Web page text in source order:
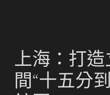
上海：打
間“十五分